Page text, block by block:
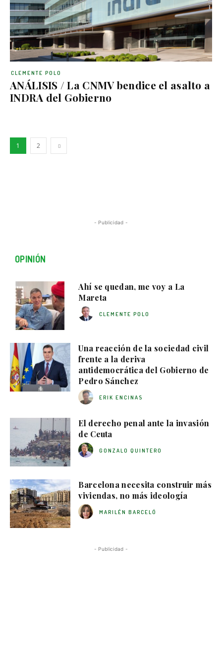
ANÁLISIS / La CNMV bendice el asalto a
INDRA del Gobierno
CLEMENTE POLO
1 2
- Publicidad -
OPINIÓN
Ahí se quedan, me voy a La
Mareta
CLEMENTE POLO
Una reacción de la sociedad civil
frente a la deriva
antidemocrática del Gobierno de
Pedro Sánchez
ERIK ENCINAS
El derecho penal ante la invasión
de Ceuta
GONZALO QUINTERO
Barcelona necesita construir más
viviendas, no más ideología
MARILÉN BARCELÓ
- Publicidad -